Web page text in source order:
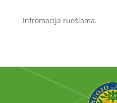
Infromacija ruošiama.